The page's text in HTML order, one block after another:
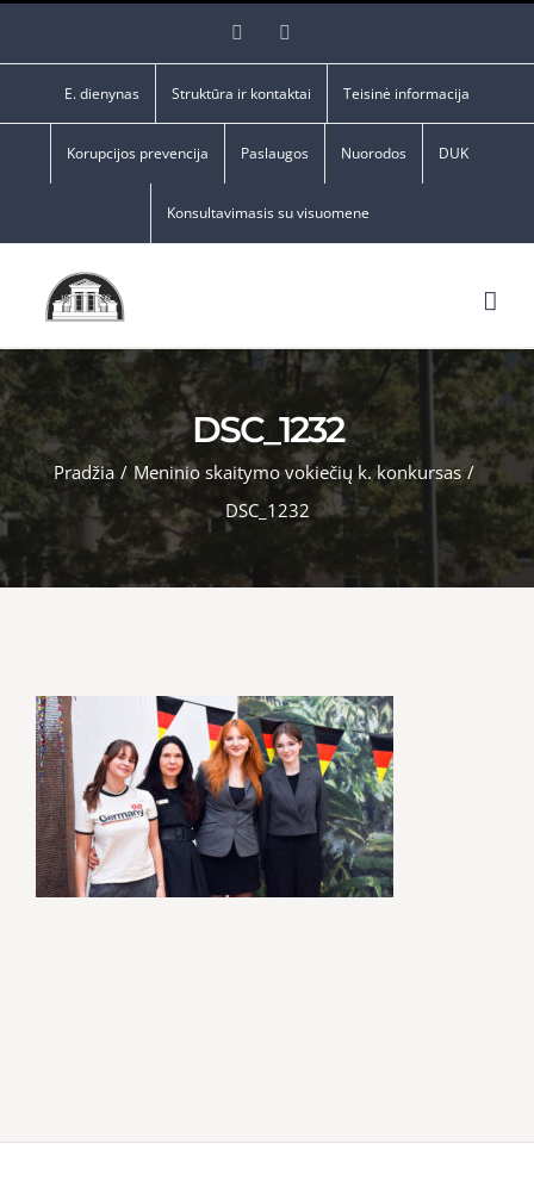
Facebook
E. dienynas Struktūra ir kontaktai Teisinė informacija
Korupcijos prevencija Paslaugos Nuorodos DUK
Konsultavimasis su visuomene
DSC_1232
Pradžia / Meninio skaitymo vokiečių k. konkursas /
DSC_1232